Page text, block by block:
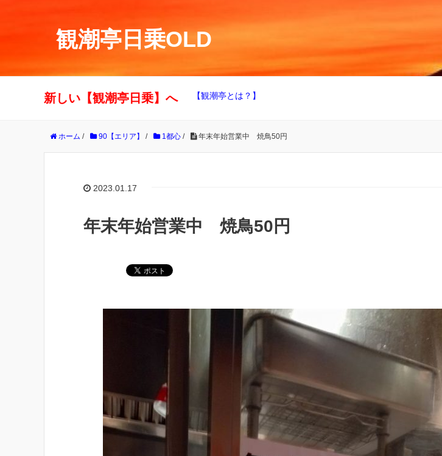
観潮亭日乗OLD
新しい【観潮亭日乗】へ 【観潮亭とは？】
ホーム / 90【エリア】 / 1都心 / 年末年始営業中 焼鳥50円
2023.01.17
年末年始営業中 焼鳥50円